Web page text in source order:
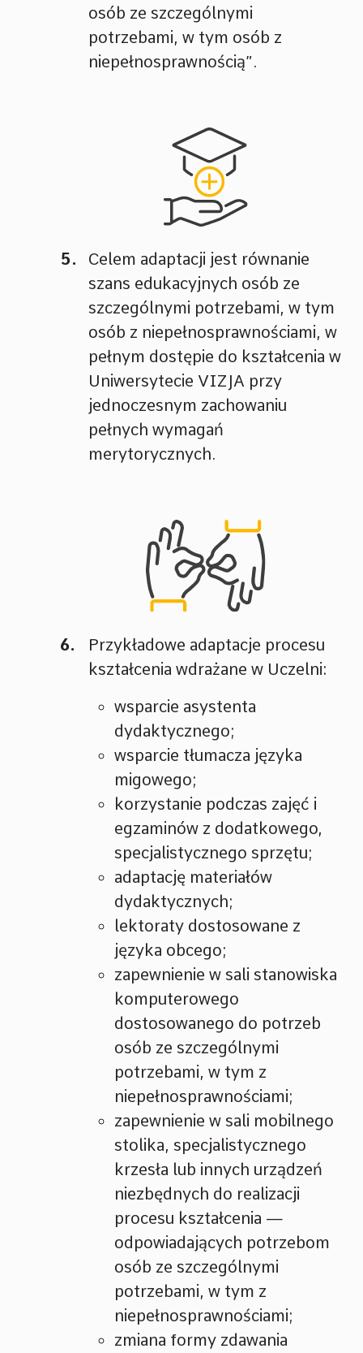
osób ze szczególnymi
potrzebami, w tym osób z
niepełnosprawnością”.
Celem adaptacji jest równanie
szans edukacyjnych osób ze
szczególnymi potrzebami, w tym
osób z niepełnosprawnościami, w
pełnym dostępie do kształcenia w
Uniwersytecie VIZJA przy
jednoczesnym zachowaniu
pełnych wymagań
merytorycznych.
Przykładowe adaptacje procesu
kształcenia wdrażane w Uczelni:
wsparcie asystenta
dydaktycznego;
wsparcie tłumacza języka
migowego;
korzystanie podczas zajęć i
egzaminów z dodatkowego,
specjalistycznego sprzętu;
adaptację materiałów
dydaktycznych;
lektoraty dostosowane z
języka obcego;
zapewnienie w sali stanowiska
komputerowego
dostosowanego do potrzeb
osób ze szczególnymi
potrzebami, w tym z
niepełnosprawnościami;
zapewnienie w sali mobilnego
stolika, specjalistycznego
krzesła lub innych urządzeń
niezbędnych do realizacji
procesu kształcenia —
odpowiadających potrzebom
osób ze szczególnymi
potrzebami, w tym z
niepełnosprawnościami;
zmiana formy zdawania